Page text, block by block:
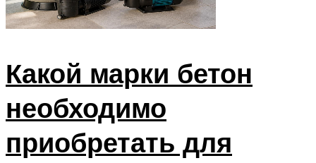
Какой марки бетон
необходимо
приобретать для